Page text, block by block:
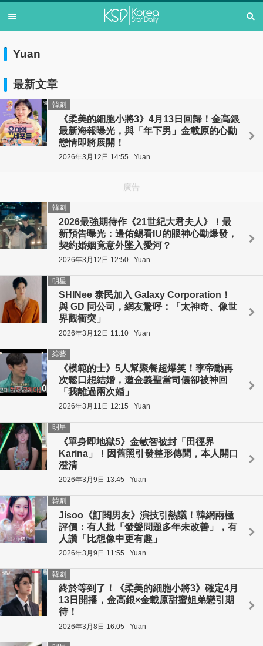
Yuan
最新文章
《柔美的細胞小將3》4月13日回歸！金高銀
最新海報曝光，與「年下男」金載原的心動
戀情即將展開！
韓劇
2026年3月12日 14:55 Yuan
廣告
2026最強期待作《21世紀大君夫人》！最
新預告曝光：邊佑錫看IU的眼神心動爆發，
契約婚姻竟意外墜入愛河？
韓劇
2026年3月12日 12:50 Yuan
SHINee 泰民加入 Galaxy Corporation！
與 GD 同公司，網友驚呼：「太神奇、像世
界觀衝突」
明星
2026年3月12日 11:10 Yuan
《模範的士》5人幫聚餐超爆笑！李帝勳再
次鬆口想結婚，邀金義聖當司儀卻被神回
「我離過兩次婚」
綜藝
2026年3月11日 12:15 Yuan
《單身即地獄5》金敏智被封「田徑界
Karina」！因舊照引發整形傳聞，本人開口
澄清
明星
2026年3月9日 13:45 Yuan
Jisoo《訂閱男友》演技引熱議！韓網兩極
評價：有人批「發聲問題多年未改善」，有
人讚「比想像中更有趣」
韓劇
2026年3月9日 11:55 Yuan
終於等到了！《柔美的細胞小將3》確定4月
13日開播，金高銀×金載原甜蜜姐弟戀引期
待！
韓劇
2026年3月8日 16:05 Yuan